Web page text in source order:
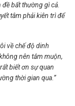
bất thường gì cả.
tâm phải kiên trì để
về chế độ dinh
nên tắm muộn,
biết ơn sự quan
thời gian qua.”